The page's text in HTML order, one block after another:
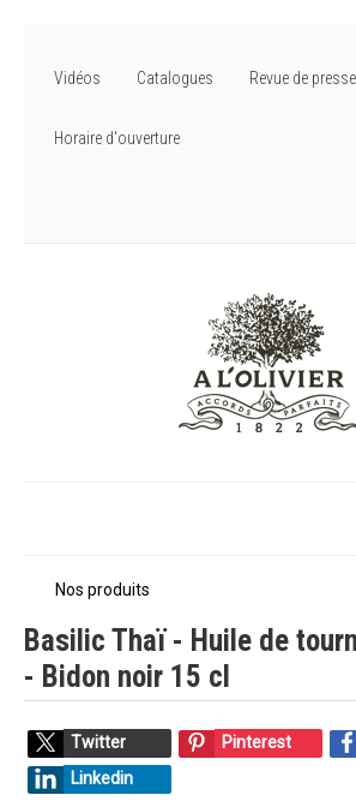
Vidéos Catalogues Revue de presse
Horaire d'ouverture
Nos produits
Basilic Thaï - Huile de
- Bidon noir 15 cl
Twitter Pinterest
Linkedin